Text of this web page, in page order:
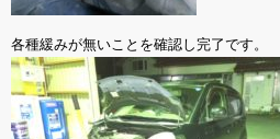
各種緩みが無いことを確認し完了です。